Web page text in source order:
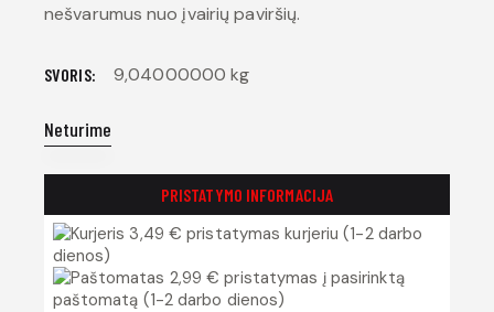
nešvarumus nuo įvairių paviršių.
SVORIS 9,04000000 kg
Neturime
PRISTATYMO INFORMACIJA
3,49 € pristatymas kurjeriu (1-2 darbo
dienos)
2,99 € pristatymas į pasirinktą
paštomatą (1-2 darbo dienos)